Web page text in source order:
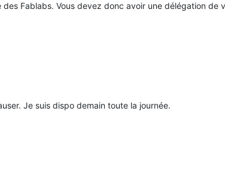
Fablabs. Vous devez donc avoir une délégation de
Je suis dispo demain toute la journée.